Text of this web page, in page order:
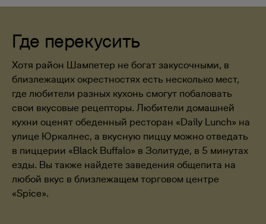
Где перекусить
Хотя район Шампетер не богат закусочными, в
близлежащих окрестностях есть несколько мест,
где любители разных кухонь смогут побаловать
свои вкусовые рецепторы. Любители домашней
кухни оценят обеденный ресторан «Daily Lunch» на
улице Юркалнес, а вкусную пиццу можно отведать
в пиццерии «Black Buffalo» в Золитуде, в 5 минутах
езды. Вы также найдете заведения общепита на
любой вкус в близлежащем торговом центре
«Spice».